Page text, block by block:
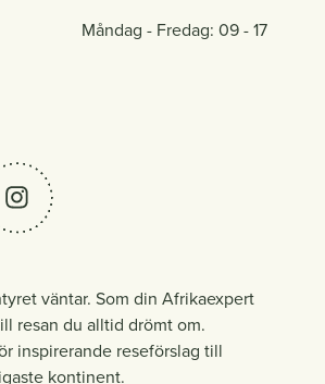
Måndag - Fredag: 09 - 17
väntar. Som din Afrikaexpert
resan du alltid drömt om.
inspirerande reseförslag till
kontinent.